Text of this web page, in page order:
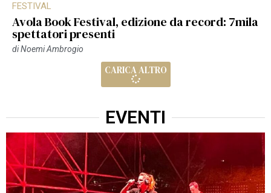
FESTIVAL
Avola Book Festival, edizione da record: 7mila
spettatori presenti
diNoemi Ambrogio
CARICA ALTRO
EVENTI